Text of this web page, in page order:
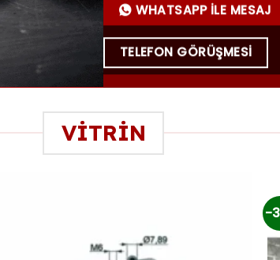
WHATSAPP ILE MESAJ
TELEFON GÖRÜŞMESI
VİTRİN
-